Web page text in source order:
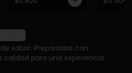
sabor. Preparadas con
calidad para una experiencia